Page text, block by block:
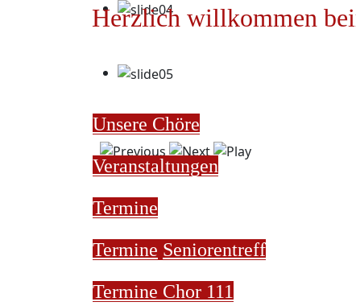
Herzlich willkommen
Unsere Chöre
Veranstaltungen
Termine
Termine Seniorentreff
Termine Chor 111